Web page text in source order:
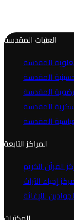
العتبات المقدسة
المقدسة
المقدسة
المقدسة
المقدسة
المقدسة
المراكز التابعة
القرآن الكريم
إحياء التراث
لللإغاثة